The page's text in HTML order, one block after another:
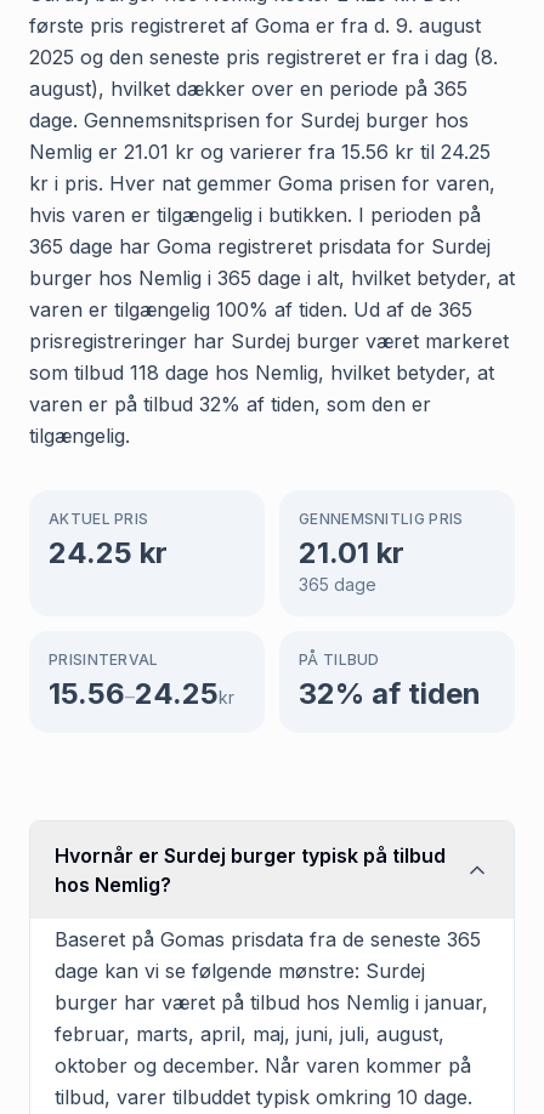
første pris registreret af Goma er fra d. 9. august
2025 og den seneste pris registreret er fra i dag (8.
august), hvilket dækker over en periode på 365
dage. Gennemsnitsprisen for Surdej burger hos
Nemlig er 21.01 kr og varierer fra 15.56 kr til 24.25
kr i pris. Hver nat gemmer Goma prisen for varen,
hvis varen er tilgængelig i butikken. I perioden på
365 dage har Goma registreret prisdata for Surdej
burger hos Nemlig i 365 dage i alt, hvilket betyder, at
varen er tilgængelig 100% af tiden. Ud af de 365
prisregistreringer har Surdej burger været markeret
som tilbud 118 dage hos Nemlig, hvilket betyder, at
varen er på tilbud 32% af tiden, som den er
tilgængelig.
AKTUEL PRIS
24.25 kr
GENNEMSNITLIG PRIS
21.01 kr
365 dage
PRISINTERVAL
15.56–24.25kr
PÅ TILBUD
32% af tiden
Hvornår er Surdej burger typisk på tilbud
hos Nemlig?
Baseret på Gomas prisdata fra de seneste 365
dage kan vi se følgende mønstre: Surdej
burger har været på tilbud hos Nemlig i januar,
februar, marts, april, maj, juni, juli, august,
oktober og december. Når varen kommer på
tilbud, varer tilbuddet typisk omkring 10 dage.